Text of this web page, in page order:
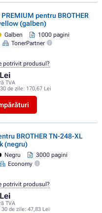
pentru BROTHER
(galben)
Galben
1000 pagini
TonerPartner
TVA
de zile: 170,67 Lei
potrivit produsul?
BROTHER TN-248-XL
(negru)
Negru
3000 pagini
Economy
TVA
de zile: 47,83 Lei
potrivit produsul?